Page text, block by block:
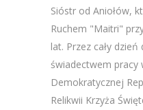
Sióstr od Aniołów,
Ruchem "Maitri"
lat. Przez cały dzień
świadectwem pracy
Demokratycznej
Relikwii Krzyża